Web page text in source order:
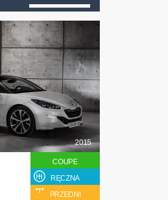
2015
COUPE
RĘCZNA
PRZEDNI